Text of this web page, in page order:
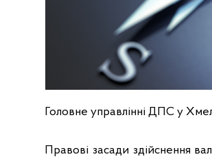
Головне управлінні ДПС у
Правові засади здійснення